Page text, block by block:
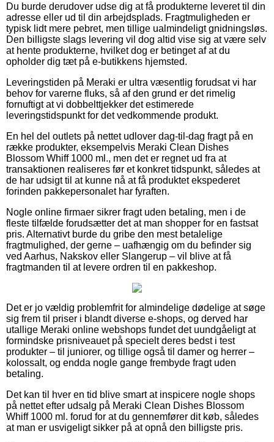
Du burde derudover udse dig at få produkterne leveret til din
adresse eller ud til din arbejdsplads. Fragtmuligheden er
typisk lidt mere pebret, men tillige ualmindeligt gnidningsløs.
Den billigste slags levering vil dog altid vise sig at være selv
at hente produkterne, hvilket dog er betinget af at du
opholder dig tæt på e-butikkens hjemsted.
Leveringstiden på Meraki er ultra væsentlig forudsat vi har
behov for varerne fluks, så af den grund er det rimelig
fornuftigt at vi dobbelttjekker det estimerede
leveringstidspunkt for det vedkommende produkt.
En hel del outlets på nettet udlover dag-til-dag fragt på en
række produkter, eksempelvis Meraki Clean Dishes
Blossom Whiff 1000 ml., men det er regnet ud fra at
transaktionen realiseres før et konkret tidspunkt, således at
de har udsigt til at kunne nå at få produktet ekspederet
forinden pakkepersonalet har fyraften.
Nogle online firmaer sikrer fragt uden betaling, men i de
fleste tilfælde forudsætter det at man shopper for en fastsat
pris. Alternativt burde du gribe den mest betalelige
fragtmulighed, der gerne – uafhængig om du befinder sig
ved Aarhus, Nakskov eller Slangerup – vil blive at få
fragtmanden til at levere ordren til en pakkeshop.
Det er jo vældig problemfrit for almindelige dødelige at søge
sig frem til priser i blandt diverse e-shops, og derved har
utallige Meraki online webshops fundet det uundgåeligt at
formindske prisniveauet på specielt deres bedst i test
produkter – til juniorer, og tillige også til damer og herrer –
kolossalt, og endda nogle gange frembyde fragt uden
betaling.
Det kan til hver en tid blive smart at inspicere nogle shops
på nettet efter udsalg på Meraki Clean Dishes Blossom
Whiff 1000 ml. forud for at du gennemfører dit køb, således
at man er usvigeligt sikker på at opnå den billigste pris.